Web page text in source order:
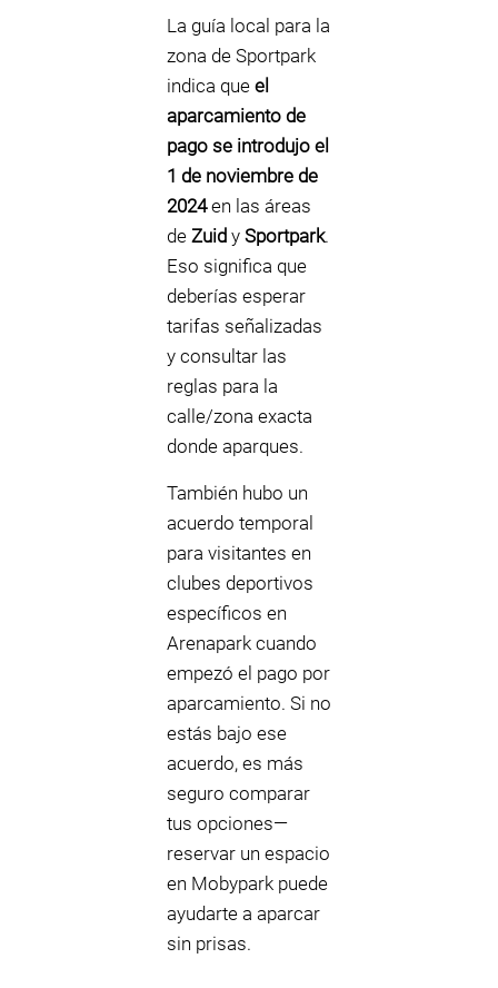
La guía local para la
zona de Sportpark
indica que el
aparcamiento de
pago se introdujo el
1 de noviembre de
2024en las áreas
de Zuid y Sportpark.
Eso significa que
deberías esperar
tarifas señalizadas
y consultar las
reglas para la
calle/zona exacta
donde aparques.
También hubo un
acuerdo temporal
para visitantes en
clubes deportivos
específicos en
Arenapark cuando
empezó el pago por
aparcamiento. Si no
estás bajo ese
acuerdo, es más
seguro comparar
tus opciones—
reservar un espacio
en Mobypark puede
ayudarte a aparcar
sin prisas.